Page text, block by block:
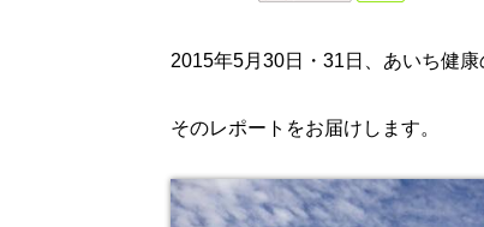
2015年5月30日・31日、あいち健
そのレポートをお届けします。